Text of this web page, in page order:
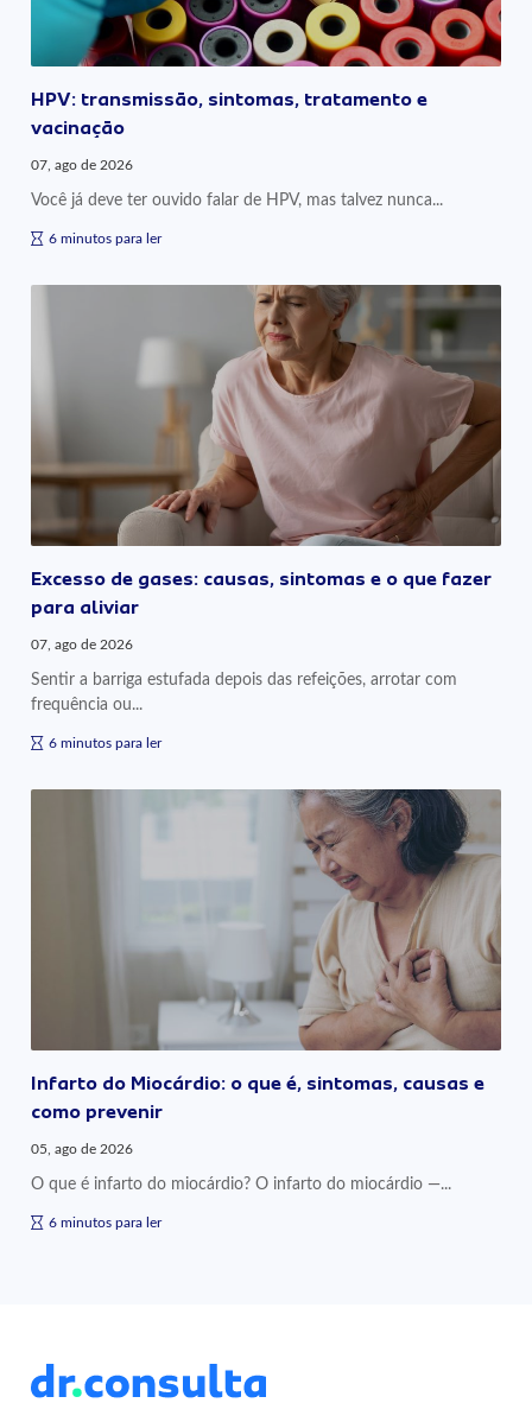
HPV: transmissão, sintomas, tratamento e
vacinação
07, ago de 2026
Você já deve ter ouvido falar de HPV, mas talvez nunca...
6 minutos para ler
Excesso de gases: causas, sintomas e o que fazer
para aliviar
07, ago de 2026
Sentir a barriga estufada depois das refeições, arrotar com
frequência ou...
6 minutos para ler
Infarto do Miocárdio: o que é, sintomas, causas e
como prevenir
05, ago de 2026
O que é infarto do miocárdio? O infarto do miocárdio —...
6 minutos para ler